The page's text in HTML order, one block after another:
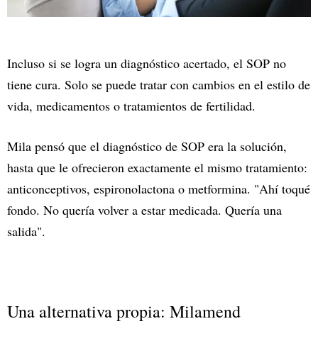
Incluso si se logra un diagnóstico acertado, el SOP no
tiene cura. Solo se puede tratar con cambios en el estilo de
vida, medicamentos o tratamientos de fertilidad.
Mila pensó que el diagnóstico de SOP era la solución,
hasta que le ofrecieron exactamente el mismo tratamiento:
anticonceptivos, espironolactona o metformina. "Ahí toqué
fondo. No quería volver a estar medicada. Quería una
salida".
Una alternativa propia: Milamend